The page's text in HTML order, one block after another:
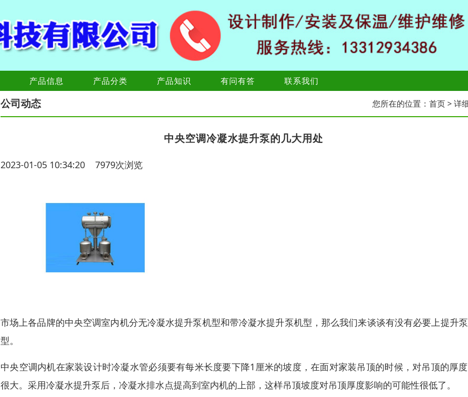
产品信息 产品分类 产品知识 有问有答 联系我们
公司动态 您所在的位置： 首页> 详
中央空调冷凝水提升泵的几大用处
2023-01-05 10:34:20 7979次浏览
市场上各品牌的中央空调室内机分无冷凝水提升泵机型和带冷凝水提升泵机型，那么我们来谈谈有没有必要上提升
型。
中央空调内机在家装设计时冷凝水管必须要有每米长度要下降1厘米的坡度，在面对家装吊顶的时候，对吊顶的厚
很大。采用冷凝水提升泵后，冷凝水排水点提高到室内机的上部，这样吊顶坡度对吊顶厚度影响的可能性很低了。